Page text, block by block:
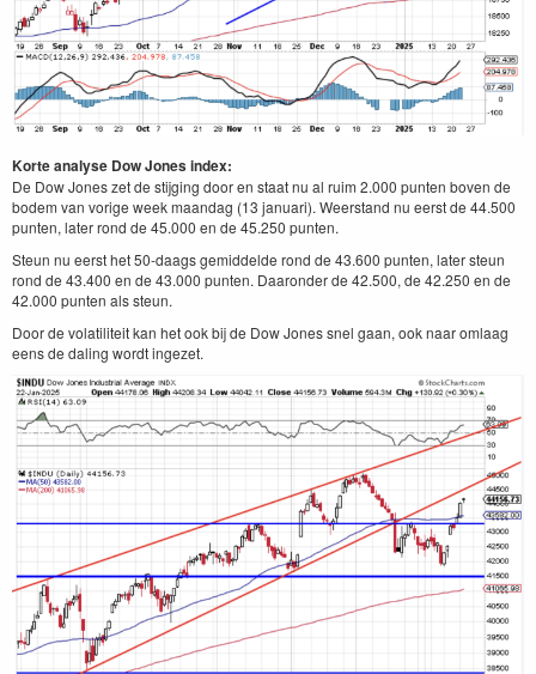
Korte analyse Dow Jones index:
De Dow Jones zet de stijging door en staat nu al ruim 2.000 punten boven de
bodem van vorige week maandag (13 januari). Weerstand nu eerst de 44.500
punten, later rond de 45.000 en de 45.250 punten.
Steun nu eerst het 50-daags gemiddelde rond de 43.600 punten, later steun
rond de 43.400 en de 43.000 punten. Daaronder de 42.500, de 42.250 en de
42.000 punten als steun.
Door de volatiliteit kan het ook bij de Dow Jones snel gaan, ook naar omlaag
eens de daling wordt ingezet.